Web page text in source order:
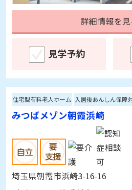
見学予約
みつばメゾン朝霞浜崎
埼玉県朝霞市浜崎3-16-16
[空室]入居予約受付中
※10/1更新
入居時費用：10.5～10.5万円